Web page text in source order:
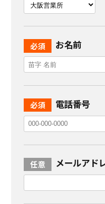
お名前
電話番号
メールアド